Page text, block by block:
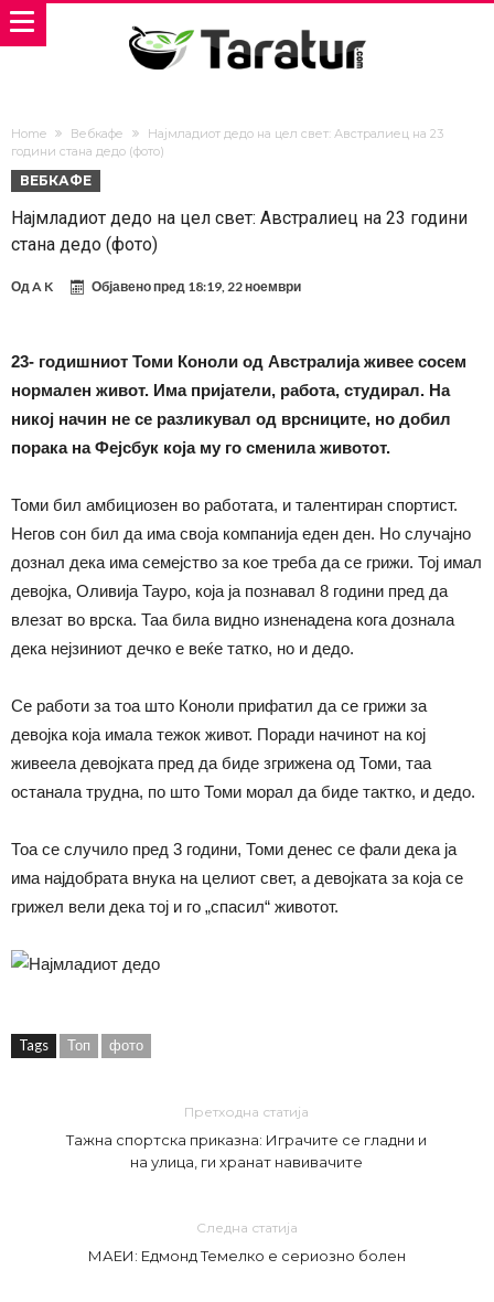
Home Вебкафе
Најмладиот дедо на цел свет: Австралиец на 23
години стана дедо (фото)
ВЕБКАФЕ
Најмладиот дедо на цел свет: Австралиец на 23 години
стана дедо (фото)
ОдA K Објавено пред 18:19, 22 ноември
23- годишниот Томи Коноли од Австралија живее сосем
нормален живот. Има пријатели, работа, студирал. На
никој начин не се разликувал од врсниците, но добил
порака на Фејсбук која му го сменила животот.
Томи бил амбициозен во работата, и талентиран спортист.
Негов сон бил да има своја компанија еден ден. Но случајно
дознал дека има семејство за кое треба да се грижи. Тој имал
девојка, Оливија Тауро, која ја познавал 8 години пред да
влезат во врска. Таа била видно изненадена кога дознала
дека нејзиниот дечко е веќе татко, но и дедо.
Се работи за тоа што Коноли прифатил да се грижи за
девојка која имала тежок живот. Поради начинот на кој
живеела девојката пред да биде згрижена од Томи, таа
останала трудна, по што Томи морал да биде тактко, и дедо.
Тоа се случило пред 3 години, Томи денес се фали дека ја
има најдобрата внука на целиот свет, а девојката за која се
грижел вели дека тој и го „спасил“ животот.
Tags Топ фото
Претходна статија
Тажна спортска приказна: Играчите се гладни и
на улица, ги хранат навивачите
Следна статија
МАЕИ: Едмонд Темелко е сериозно болен